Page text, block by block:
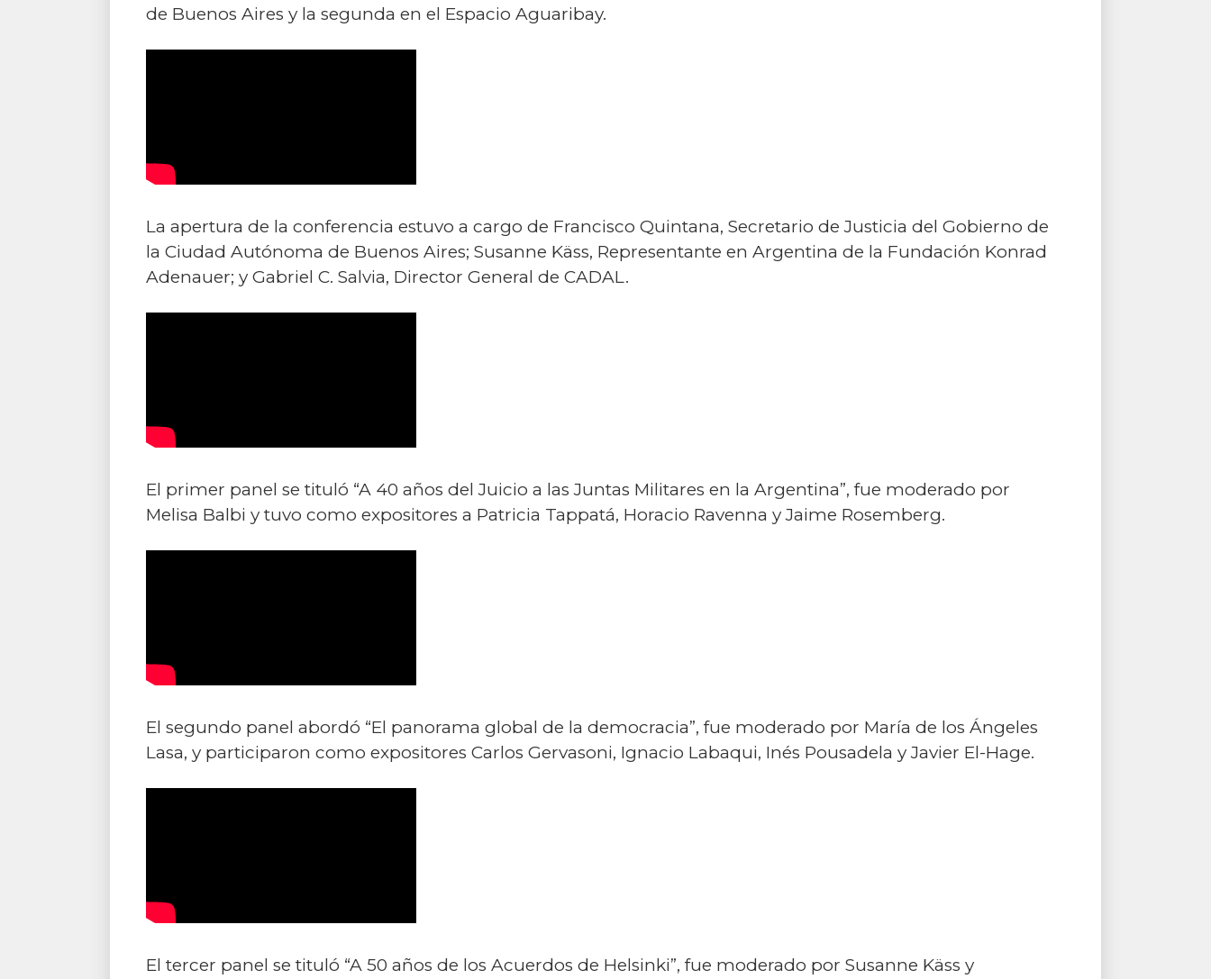
de Buenos Aires y la segunda en el Espacio Aguaribay.
La apertura de la conferencia estuvo a cargo de Francisco Quintana, Secretario de Justicia del Gobierno de
la Ciudad Autónoma de Buenos Aires; Susanne Käss, Representante en Argentina de la Fundación Konrad
Adenauer; y Gabriel C. Salvia, Director General de CADAL.
El primer panel se tituló “A 40 años del Juicio a las Juntas Militares en la Argentina”, fue moderado por
Melisa Balbi y tuvo como expositores a Patricia Tappatá, Horacio Ravenna y Jaime Rosemberg.
El segundo panel abordó “El panorama global de la democracia”, fue moderado por María de los Ángeles
Lasa, y participaron como expositores Carlos Gervasoni, Ignacio Labaqui, Inés Pousadela y Javier El-Hage.
El tercer panel se tituló “A 50 años de los Acuerdos de Helsinki”, fue moderado por Susanne Käss y